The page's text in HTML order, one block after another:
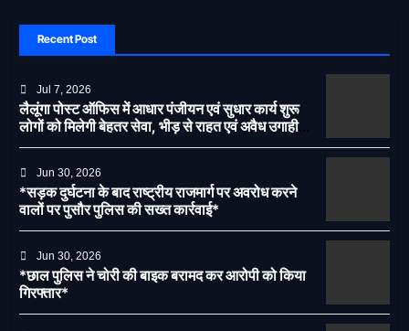
Recent Post
Jul 7, 2026
लैलूंगा पोस्ट ऑफिस में आधार पंजीयन एवं सुधार कार्य शुरू
लोगों को मिलेगी बेहतर सेवा, भीड़ से राहत एवं अवैध उगाही
पर लगेगी रोक
Jun 30, 2026
*सड़क दुर्घटना के बाद राष्ट्रीय राजमार्ग पर अवरोध करने
वालों पर पुसौर पुलिस की सख्त कार्रवाई*
Jun 30, 2026
*छाल पुलिस ने चोरी की बाइक बरामद कर आरोपी को किया
गिरफ्तार*